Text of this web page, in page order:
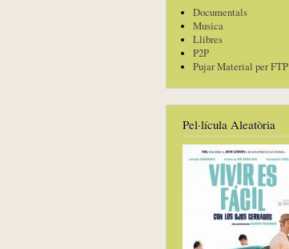
Documentals
Musica
Llibres
P2P
Pujar Material per FTP
Pel·lícula Aleatòria